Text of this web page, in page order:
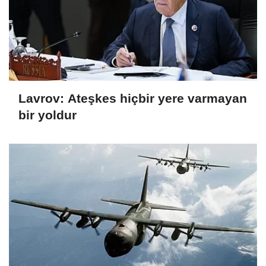
Lavrov: Ateşkes hiçbir yere varmayan
bir yoldur